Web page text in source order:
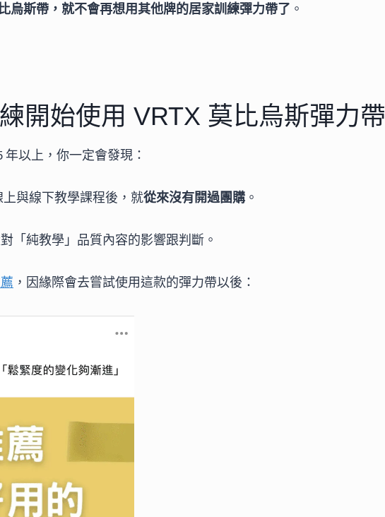
烏斯帶，就不會再想用其他牌的居家訓練彈力帶了 。
開始使用 VRTX 莫比烏斯彈力帶
以上，你一定會發現：
與線下教學課程後，就從來沒有開過團購 。
「純教學」品質內容的影響跟判斷。
，因緣際會去嘗試使用這款的彈力帶以後：